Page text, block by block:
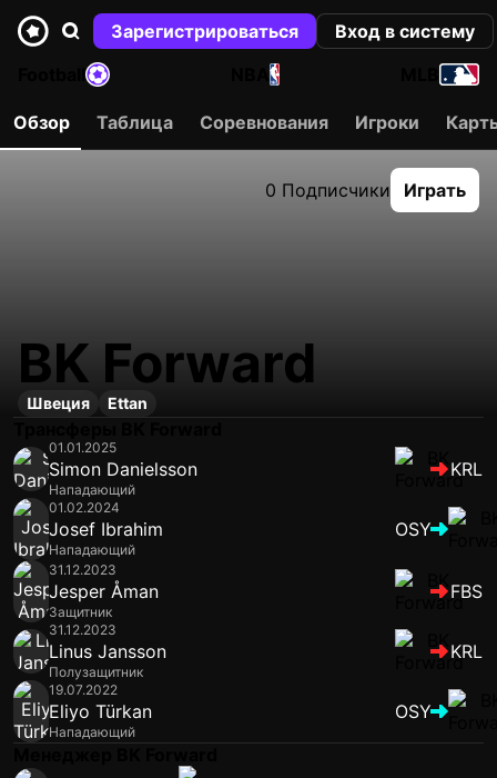
Зарегистрироваться
Вход в систему
NBA
Обзор Таблица Соревнования Игроки
0 Подписчики Играть
BK Forward
Швеция Ettan
01.01.2025
Simon Danielsson
Нападающий
KRL
01.02.2024
Josef Ibrahim
Нападающий
OSY
31.12.2023
Jesper Åman
Защитник
FBS
31.12.2023
Linus Jansson
Полузащитник
KRL
19.07.2022
Eliyo Türkan
Нападающий
OSY